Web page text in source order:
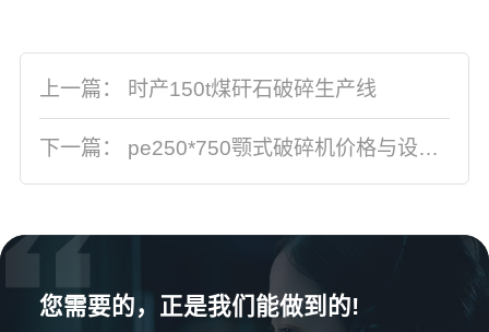
上一篇： 时产150t煤矸石破碎生产线
下一篇： pe250*750颚式破碎机价格与设备工作原理
您需要的，正是我们能做到的!